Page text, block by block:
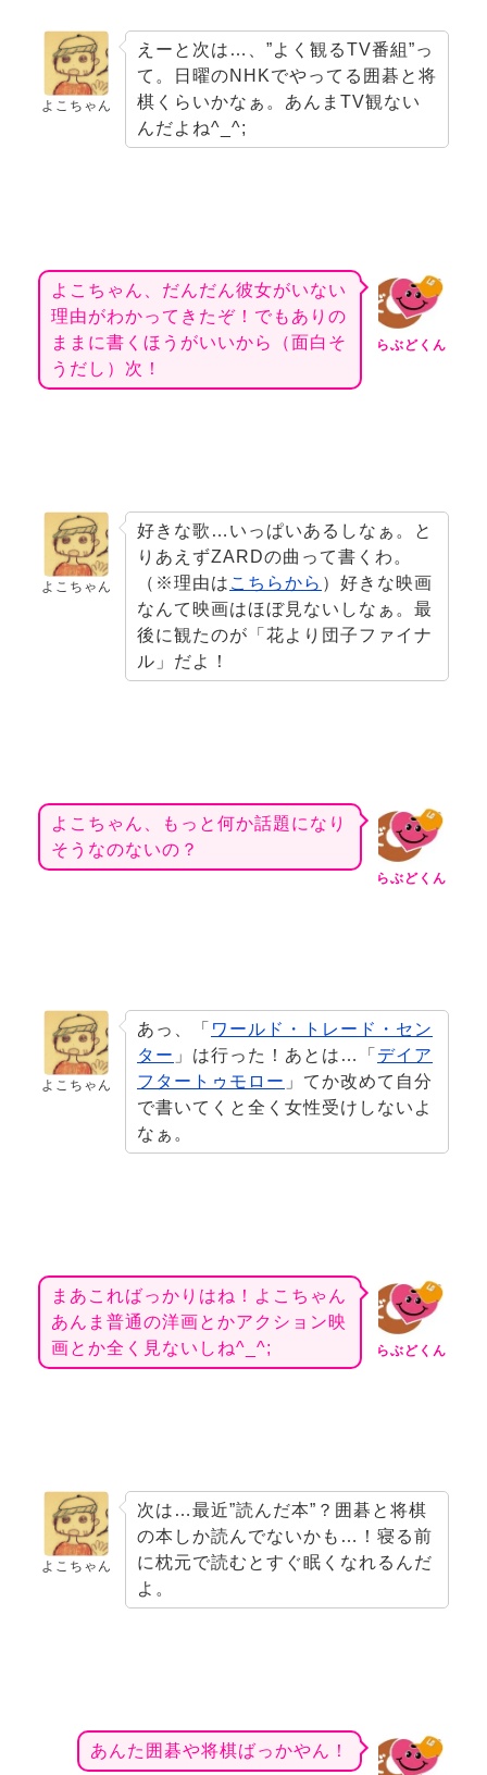
よこちゃん
えーと次は…、”よく観るTV番組”っ
て。日曜のNHKでやってる囲碁と将
棋くらいかなぁ。あんまTV観ない
んだよね^_^;
らぶどくん
よこちゃん、だんだん彼女がいない
理由がわかってきたぞ！でもありの
ままに書くほうがいいから（面白そ
うだし）次！
よこちゃん
好きな歌…いっぱいあるしなぁ。と
りあえずZARDの曲って書くわ。
（※理由は こちらから ）好きな映画
なんて映画はほぼ見ないしなぁ。最
後に観たのが「花より団子ファイナ
ル」だよ！
らぶどくん
よこちゃん、もっと何か話題になり
そうなのないの？
よこちゃん
あっ、「 ワールド・トレード・セン
ター 」は行った！あとは…「 デイア
フタートゥモロー 」てか改めて自分
で書いてくと全く女性受けしないよ
なぁ。
らぶどくん
まあこればっかりはね！よこちゃん
あんま普通の洋画とかアクション映
画とか全く見ないしね^_^;
よこちゃん
次は…最近”読んだ本”？囲碁と将棋
の本しか読んでないかも…！寝る前
に枕元で読むとすぐ眠くなれるんだ
よ。
あんた囲碁や将棋ばっかやん！